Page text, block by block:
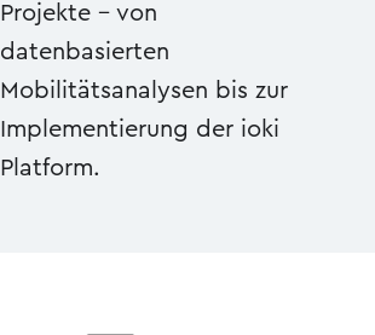
Projekte – von
datenbasierten
Mobilitätsanalysen bis zur
Implementierung der ioki
Platform.